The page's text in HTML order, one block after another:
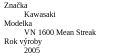
Značka
Kawasaki
Modelka
VN 1600 Mean Streak
Rok výroby
2005